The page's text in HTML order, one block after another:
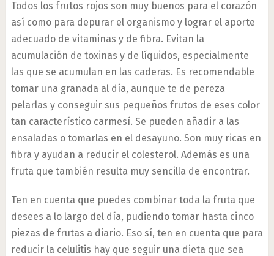
Todos los frutos rojos son muy buenos para el corazón
así como para depurar el organismo y lograr el aporte
adecuado de vitaminas y de fibra. Evitan la
acumulación de toxinas y de líquidos, especialmente
las que se acumulan en las caderas. Es recomendable
tomar una granada al día, aunque te de pereza
pelarlas y conseguir sus pequeños frutos de eses color
tan característico carmesí. Se pueden añadir a las
ensaladas o tomarlas en el desayuno. Son muy ricas en
fibra y ayudan a reducir el colesterol. Además es una
fruta que también resulta muy sencilla de encontrar.
Ten en cuenta que puedes combinar toda la fruta que
desees a lo largo del día, pudiendo tomar hasta cinco
piezas de frutas a diario. Eso sí, ten en cuenta que para
reducir la celulitis hay que seguir una dieta que sea